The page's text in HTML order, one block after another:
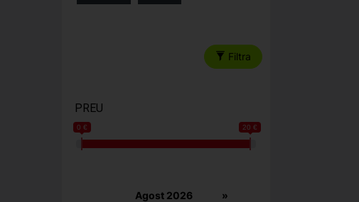
Filtra
PREU
0 € 20 €
Agost 2026
»